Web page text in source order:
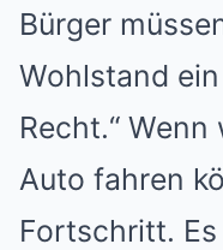
Bürger
Wohlstand
Recht.“
Auto fahren
Fortschritt.